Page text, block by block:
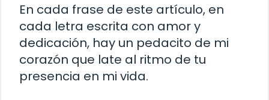
En cada frase de este artículo, en
cada letra escrita con amor y
dedicación, hay un pedacito de mi
corazón que late al ritmo de tu
presencia en mi vida.